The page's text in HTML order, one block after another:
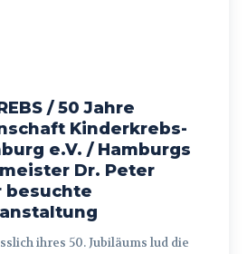
/ 50 Jahre
Kinderkrebs-
e.V. / Hamburgs
Dr. Peter
besuchte